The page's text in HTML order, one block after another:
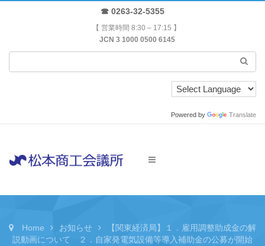
☎ 0263-32-5355
【 営業時間 8:30 – 17:15 】
JCN 3 1000 0500 6145
Powered by Translate
Home お知らせ
【関東経済局】１．雇用調整助成金の解
説動画について ２．自家発電気設備等導入補助金の公募が開始